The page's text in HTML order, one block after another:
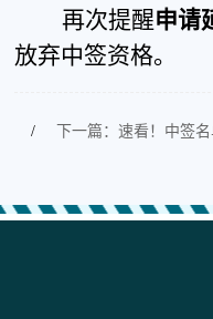
再次提醒申请
放弃中签资格。
/ 下一篇：速看！中签